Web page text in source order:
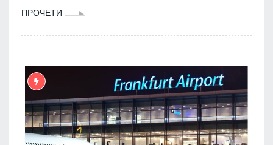
ПРОЧЕТИ